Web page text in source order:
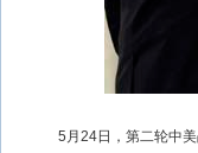
5月24日，第二轮中美